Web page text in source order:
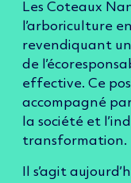
Les Coteaux
l’arboriculture
revendiquant
de
effective. Ce
accompagné
la société et
transformation.
Il s’agit